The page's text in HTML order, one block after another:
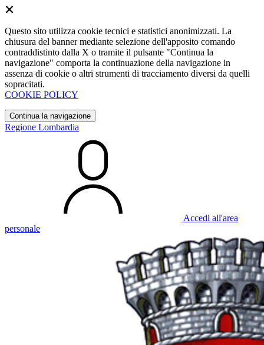
Questo sito utilizza cookie tecnici e statistici anonimizzati. La
chiusura del banner mediante selezione dell'apposito comando
contraddistinto dalla X o tramite il pulsante "Continua la
navigazione" comporta la continuazione della navigazione in
assenza di cookie o altri strumenti di tracciamento diversi da quelli
sopracitati.
COOKIE POLICY
Continua la navigazione
Regione Lombardia
Accedi all'area
personale